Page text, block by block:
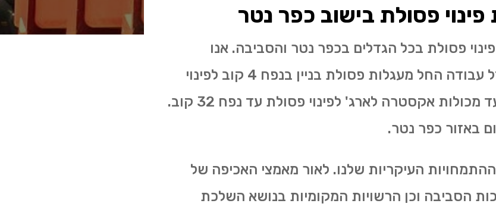
פסולת בישוב כפר נטר
פסולת בכל הגדלים בכפר נטר והסביבה. אנו
מספקים שירות לכל גודל עבודה החל מעגלות פסולת בניין בנפח 4 קוב לפינוי
פסולת בניין ושיפוצים ועד מכולות אקסטרה לארג' לפינוי פסולת עד נפח 32 קוב.
באזור כפר נטר.
העיקריות שלנו. לאור מאמצי האכיפה של
הסביבה וכן הרשויות המקומיות בנושא השלכת